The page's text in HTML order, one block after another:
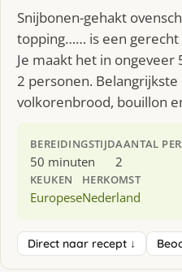
Snijbonen-gehakt
topping…… is een gerecht
Je maakt het in
2 personen.
volkorenbrood, bouillon
BEREIDINGSTIJD
50 minuten
AANTAL
2
KEUKEN
Europese
HERKOMST
Nederland
Direct naar recept ↓